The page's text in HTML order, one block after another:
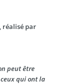
réalisé par
peut être
qui ont la